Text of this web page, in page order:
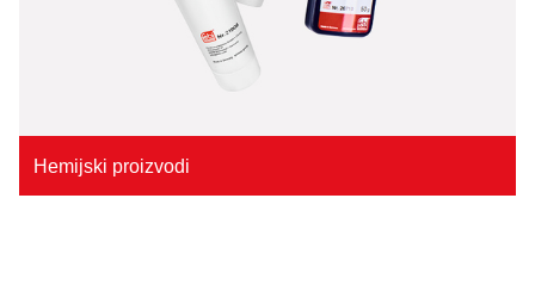
Hemijski proizvodi